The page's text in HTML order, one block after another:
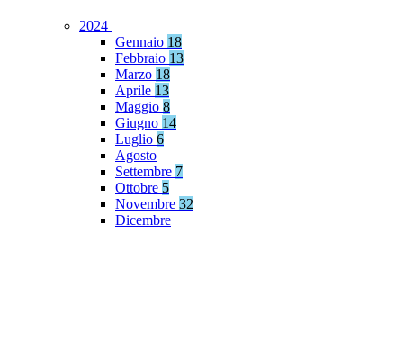
2024
Gennaio 18
Febbraio 13
Marzo 18
Aprile 13
Maggio 8
Giugno 14
Luglio 6
Agosto
Settembre 7
Ottobre 5
Novembre 32
Dicembre